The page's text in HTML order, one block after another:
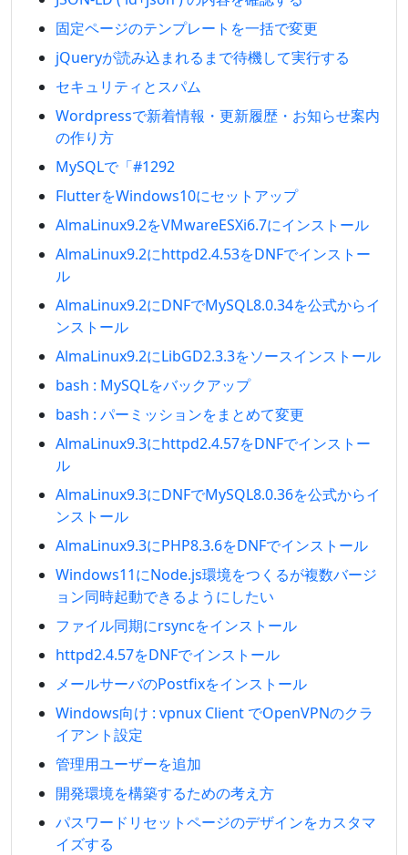
固定ページのテンプレートを一括で変更
jQueryが読み込まれるまで待機して実行する
セキュリティとスパム
Wordpressで新着情報・更新履歴・お知らせ案内
の作り方
MySQLで「#1292
FlutterをWindows10にセットアップ
AlmaLinux9.2をVMwareESXi6.7にインストール
AlmaLinux9.2にhttpd2.4.53をDNFでインストー
ル
AlmaLinux9.2にDNFでMySQL8.0.34を公式からイ
ンストール
AlmaLinux9.2にLibGD2.3.3をソースインストール
bash : MySQLをバックアップ
bash : パーミッションをまとめて変更
AlmaLinux9.3にhttpd2.4.57をDNFでインストー
ル
AlmaLinux9.3にDNFでMySQL8.0.36を公式からイ
ンストール
AlmaLinux9.3にPHP8.3.6をDNFでインストール
Windows11にNode.js環境をつくるが複数バージ
ョン同時起動できるようにしたい
ファイル同期にrsyncをインストール
httpd2.4.57をDNFでインストール
メールサーバのPostfixをインストール
Windows向け : vpnux Client でOpenVPNのクラ
イアント設定
管理用ユーザーを追加
開発環境を構築するための考え方
パスワードリセットページのデザインをカスタマ
イズする